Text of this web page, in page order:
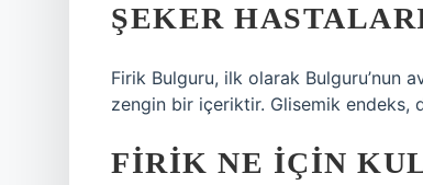
ŞEKER
Firik Bulguru, ilk olarak Bulguru’nun
zengin bir içeriktir. Glisemik endeks,
FIRIK NE IÇIN